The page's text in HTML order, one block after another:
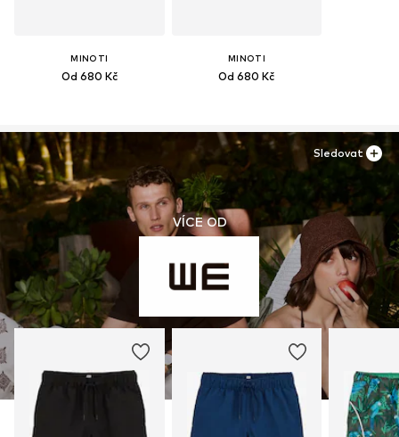
MINOTI
Od 680 Kč
MINOTI
Od 680 Kč
VÍCE OD
Sledovat